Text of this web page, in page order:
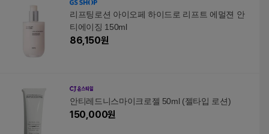
리프팅로션 아이오페 하이드로 리프트 에멀젼 안
티에이징 150ml
86,150원
안티레드니스마이크로젤 50ml (젤타입 로션)
150,000원